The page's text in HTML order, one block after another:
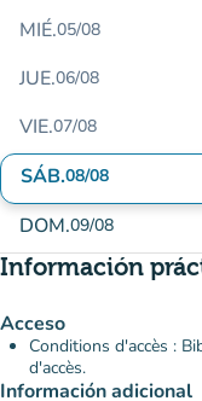
MIÉ.05/08
JUE.06/08
VIE.07/08
SÁB.08/08
DOM.09/08
Información
Acceso
Conditions d'accès :
d'accès.
Información adicional